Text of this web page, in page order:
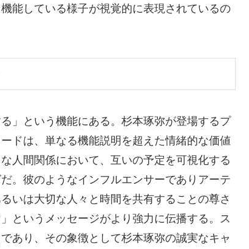
能している様子が視覚的に表現されているの
」という機能にある。杉本琢弥が登場するプ
ドは、単なる機能説明を超えた情緒的な価値
人間関係において、互いの予定を可視化する
。彼のようなインフルエンサーでありアーテ
いは大切な人々と時間を共有することの尊さ
というメッセージがより強力に伝播する。ス
あり、その象徴として杉本琢弥の誠実なキャ